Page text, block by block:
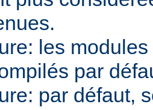
les
par
par défaut,